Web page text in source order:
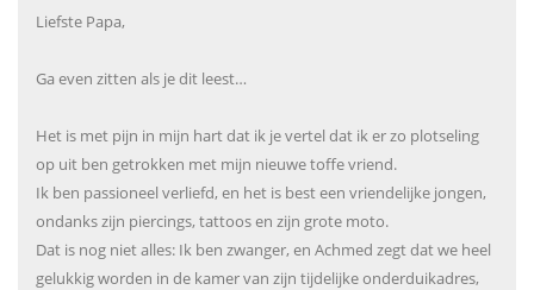
Liefste Papa,
Ga even zitten als je dit leest…
Het is met pijn in mijn hart dat ik je vertel dat ik er zo plotseling
op uit ben getrokken met mijn nieuwe toffe vriend.
Ik ben passioneel verliefd, en het is best een vriendelijke jongen,
ondanks zijn piercings, tattoos en zijn grote moto.
Dat is nog niet alles: Ik ben zwanger, en Achmed zegt dat we heel
gelukkig worden in de kamer van zijn tijdelijke onderduikadres,